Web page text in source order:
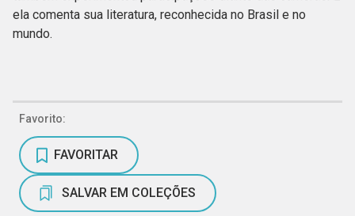
ela comenta sua literatura, reconhecida no Brasil e no
mundo.
Favorito:
FAVORITAR
SALVAR EM COLEÇÕES